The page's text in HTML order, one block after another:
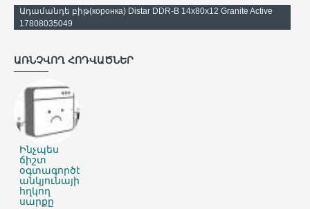
Ադամանդե բիթ(коронка) Distar DDR-B 14x80x12 Granite Active
17808035049
ԱՌՆՉՎՈՂ ՀՈԴՎԱԾՆԵՐ
Ինչպես
ճիշտ
օգտագործել
անկյունային
հղկող
սարքը